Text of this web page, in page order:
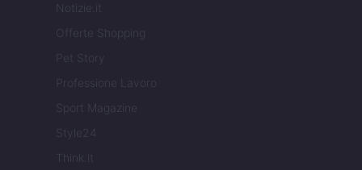
Notizie.it
Offerte Shopping
Pet Story
Professione Lavoro
Sport Magazine
Style24
Think.it